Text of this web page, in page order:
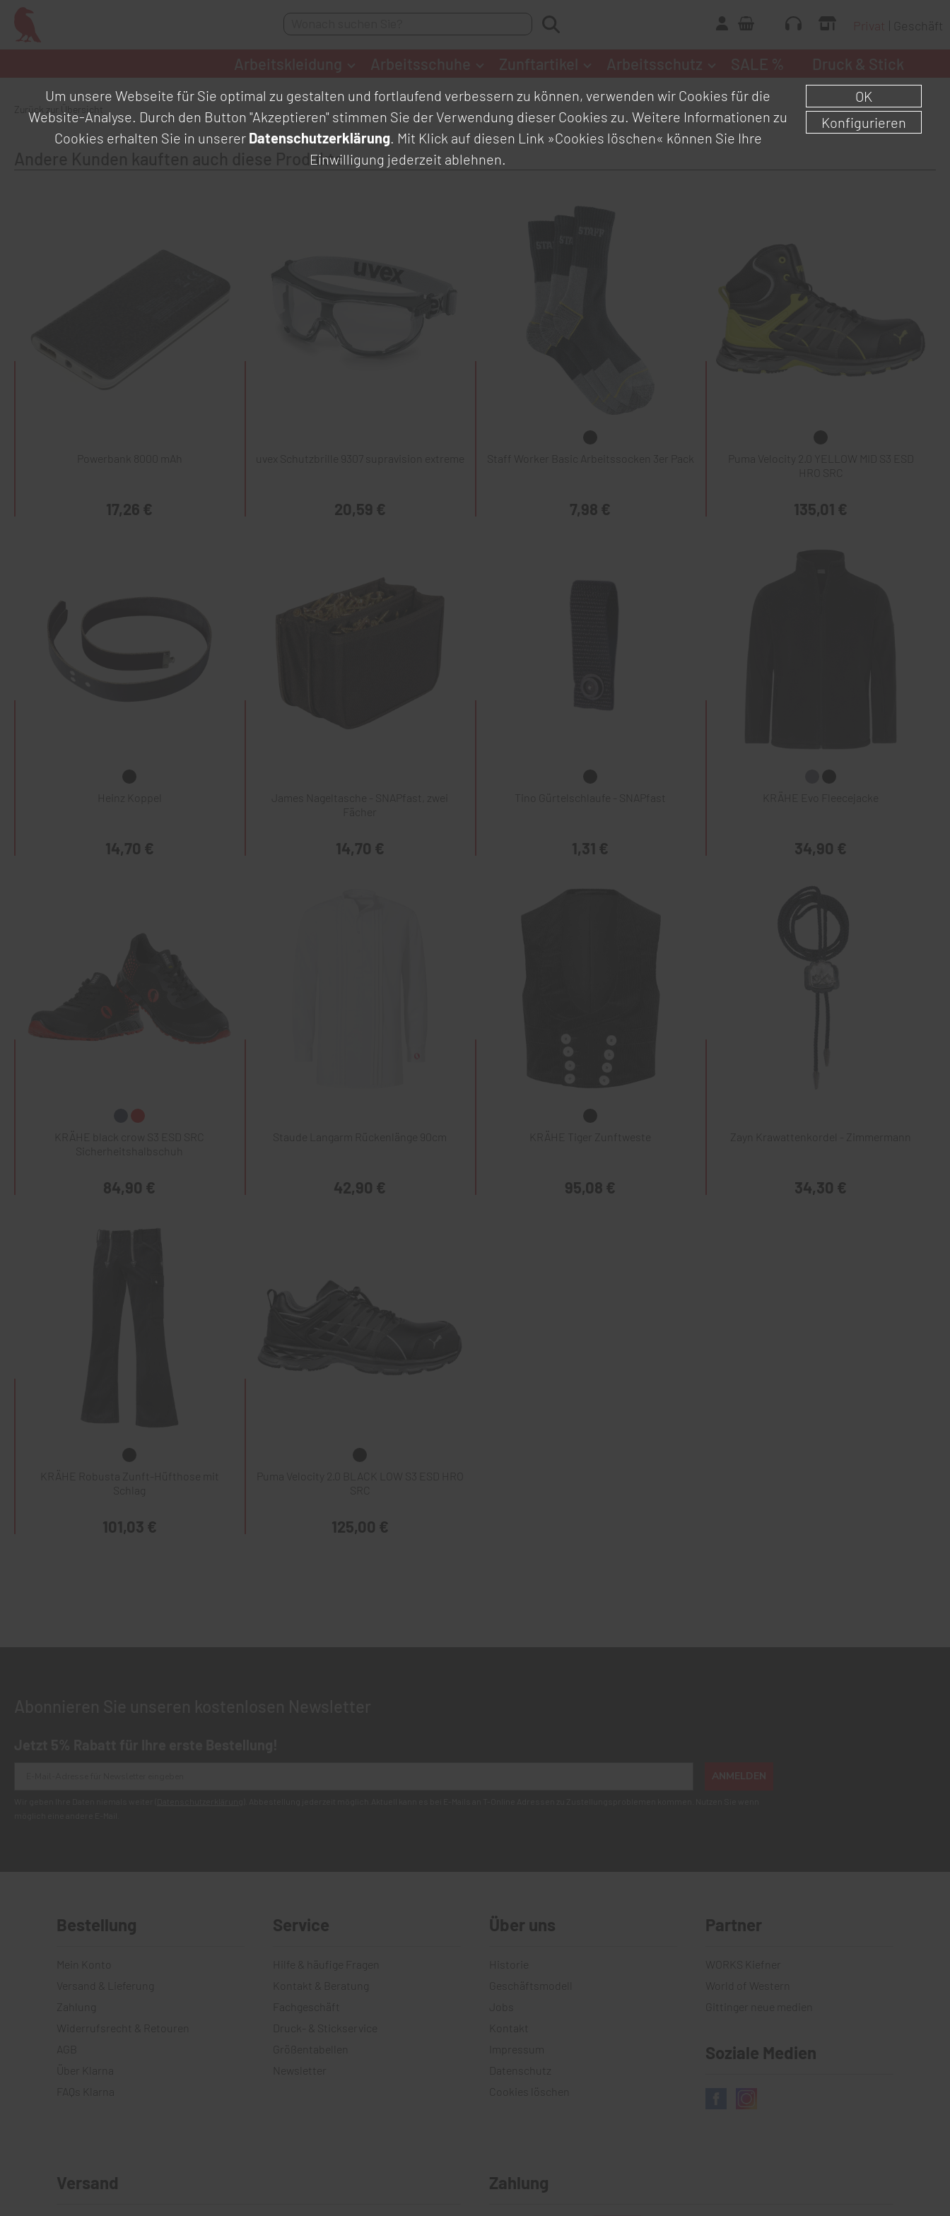
Geschäft
Andere Kunden kauften auch diese Produkte
Powerbank 8000 mAh
17,26 €
uvex Schutzbrille 9307 supravision extreme
20,59 €
Staff Worker Basic Arbeitssocken 3er Pack
7,98 €
Puma Velocity 2.0 YELLOW MID S3 ESD
135,01 €
14,70 €
James Nageltasche - SNAPfast, zwei
14,70 €
Tino Gürtelschlaufe - SNAPfast
1,31 €
KRÄHE Evo Fleecejacke
34,90 €
KRÄHE black crow S3 ESD SRC
Sicherheitshalbschuh
84,90 €
Staude Langarm Rückenlänge 90cm
42,90 €
KRÄHE Tiger Zunftweste
95,08 €
Zayn Krawattenkordel - Zimmermann
34,30 €
KRÄHE Robusta Zunft-Hüfthose mit
Schlag
101,03 €
Puma Velocity 2.0 BLACK LOW S3 ESD HRO
125,00 €
Um unsere Webseite für Sie optimal zu gestalten und fortlaufend verbessern zu können, verwenden wir Cookies für die
Website-Analyse. Durch den Button "Akzeptieren" stimmen Sie der Verwendung dieser Cookies zu. Weitere Informationen zu
Cookies erhalten Sie in unserer Datenschutzerklärung. Mit Klick auf diesen Link »Cookies löschen« können Sie Ihre
Einwilligung jederzeit ablehnen.
OK
Konfigurieren
Bestellung
Versand & Lieferung
Zahlung
Widerrufsrecht & Retouren
AGB
FAQs Klarna
Service
Hilfe & häufige Fragen
Kontakt & Beratung
Fachgeschäft
Druck- & Stickservice
Größentabellen
Newsletter
Über uns
Geschäftsmodell
Kontakt
Impressum
Datenschutz
Cookies löschen
Partner
World of Western
Gittinger neue medien
Soziale Medien
Versand Zahlung